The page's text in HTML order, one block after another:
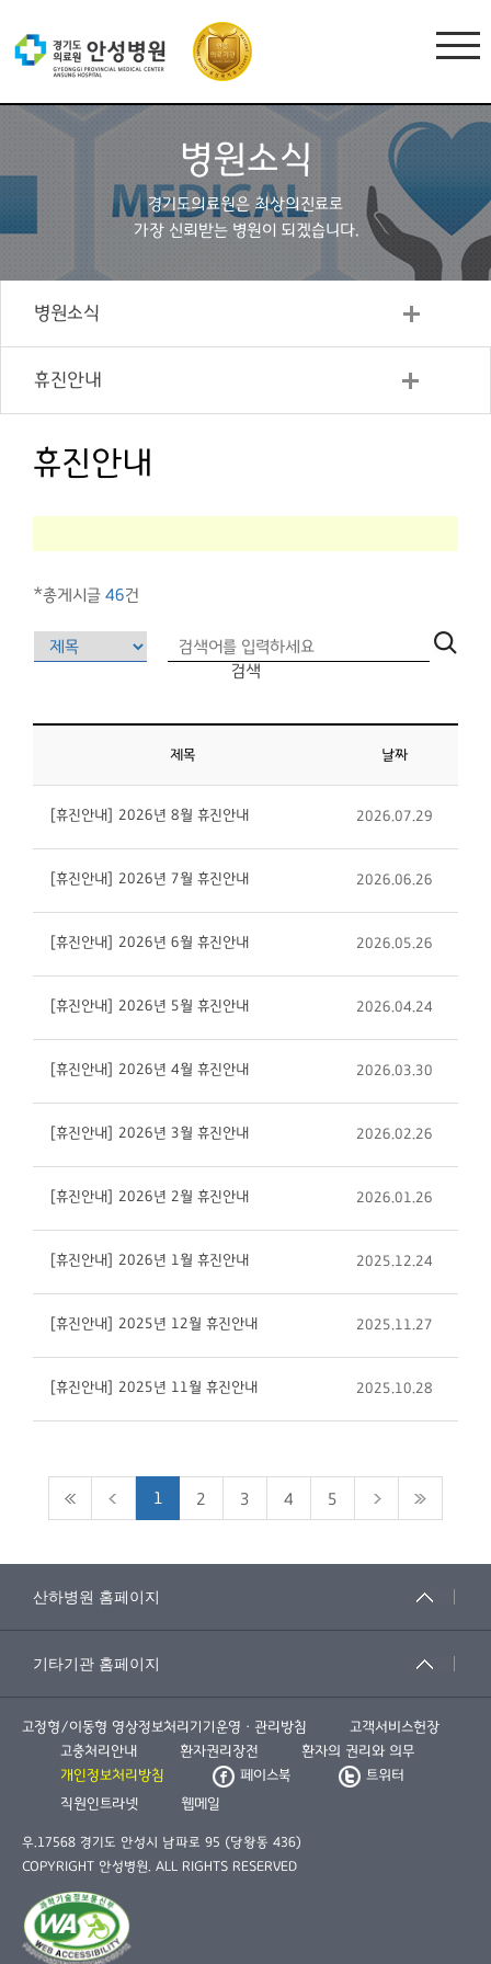
병원소식
경기도의료원은 최상의진료로
가장 신뢰받는 병원이 되겠습니다.
병원소식
휴진안내
휴진안내
*총게시글 46건
검색
제목 날짜
[휴진안내] 2026년 8월 휴진안내 2026.07.29
[휴진안내] 2026년 7월 휴진안내 2026.06.26
[휴진안내] 2026년 6월 휴진안내 2026.05.26
[휴진안내] 2026년 5월 휴진안내 2026.04.24
[휴진안내] 2026년 4월 휴진안내 2026.03.30
[휴진안내] 2026년 3월 휴진안내 2026.02.26
[휴진안내] 2026년 2월 휴진안내 2026.01.26
[휴진안내] 2026년 1월 휴진안내 2025.12.24
[휴진안내] 2025년 12월 휴진안내 2025.11.27
[휴진안내] 2025년 11월 휴진안내 2025.10.28
1 2 3 4 5
고정형/이동형 영상정보처리기기운영ㆍ관리방침
고객서비스헌장
고충처리안내
환자권리장전
환자의 권리와 의무
개인정보처리방침
페이스북
트위터
직원인트라넷
웹메일
우.17568 경기도 안성시 남파로 95 (당왕동 436)
COPYRIGHT 안성병원. ALL RIGHTS RESERVED